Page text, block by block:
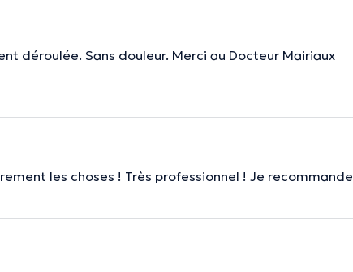
déroulée. Sans douleur. Merci au Docteur Mairiaux
les choses ! Très professionnel ! Je recommande